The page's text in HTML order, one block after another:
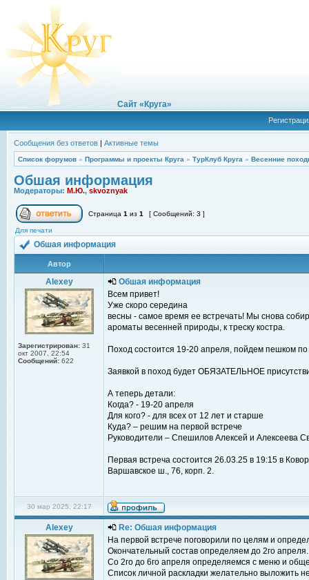
Сайт «Круга»
Сообщения без ответов | Активные темы
Список форумов » Программы и проекты Круга » ТурКлуб Круга » Весенние
Обшая информация
Модераторы: М.Ю.,skvoznyak
Страница 1 из 1 [ Сообщений: 3 ]
Для печати
Обшая информация
Автор
Alexey
Зарегистрирован: 31
окт 2007, 22:54
Сообщений: 622
Обшая информация
Всем привет!
Уже скоро середина
весны - самое время ее встречать! Мы снова
ароматы весенней природы, к треску костра.
Поход состоится 19-20 апреля, пойдем пешком
Заявкой в поход будет ОБЯЗАТЕЛЬНОЕ
А теперь детали:
Когда? - 19-20 апреля
Для кого? - для всех от 12 лет и старше
Куда? – решим на первой встрече
Руководители – Спешилов Алексей и Алексеева
Первая встреча состоится 26.03.25 в 19:15 в
Варшавское ш., 76, корп. 2.
30 мар 2025, 22:17
Alexey
Re: Обшая информация
На первой встрече поговорили по целям и
Окончательный состав определяем до 2го апреля.
Со 2го до 6го апреля определяемся с меню и
Список личной раскладки желательно выложить